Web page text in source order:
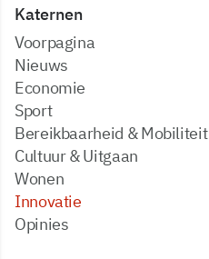
Katernen
Voorpagina
Nieuws
Economie
Sport
Bereikbaarheid & Mobiliteit
Cultuur & Uitgaan
Wonen
Innovatie
Opinies